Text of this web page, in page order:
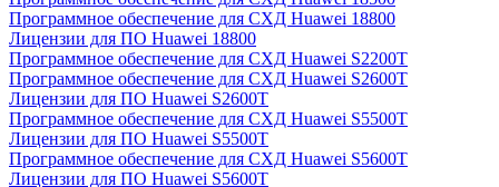
Программное обеспечение для СХД Huawei 18800
Лицензии для ПО Huawei 18800
Программное обеспечение для СХД Huawei S2200T
Программное обеспечение для СХД Huawei S2600T
Лицензии для ПО Huawei S2600T
Программное обеспечение для СХД Huawei S5500T
Лицензии для ПО Huawei S5500T
Программное обеспечение для СХД Huawei S5600T
Лицензии для ПО Huawei S5600T